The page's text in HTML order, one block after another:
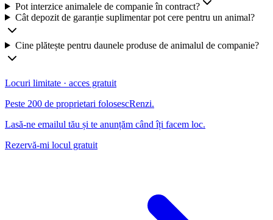
Pot interzice animalele de companie în contract?
Cât depozit de garanție suplimentar pot cere pentru un animal?
Cine plătește pentru daunele produse de animalul de companie?
Locuri limitate · acces gratuit
Peste 200 de proprietari folosescRenzi.
Lasă-ne emailul tău și te anunțăm când îți facem loc.
Rezervă-mi locul gratuit